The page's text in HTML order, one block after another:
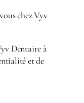
chez Vyv
Dentaire à
et de